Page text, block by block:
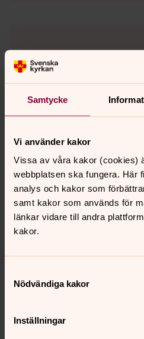
Samtycke
Vi använder kakor
Vissa av våra kakor (cookies)
webbplatsen ska fungera. Här
analys och kakor som
samt kakor som används för
länkar vidare till andra
kakor.
Nödvändiga kakor
Inställningar
Fritidsledare, Husmor,